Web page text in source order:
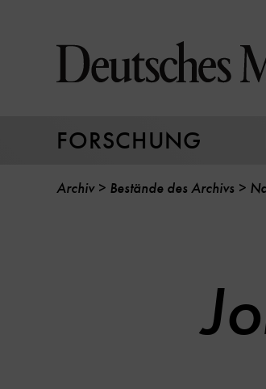
Seiteninhalt
springen
FORSCHUNG
Archiv Bestände des Archivs